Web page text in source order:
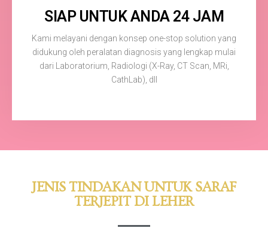
SIAP UNTUK ANDA 24 JAM​
Kami melayani dengan konsep one-stop solution yang
didukung oleh peralatan diagnosis yang lengkap mulai
dari Laboratorium, Radiologi (X-Ray, CT Scan, MRi,
CathLab), dll
JENIS TINDAKAN UNTUK SARAF
TERJEPIT DI LEHER